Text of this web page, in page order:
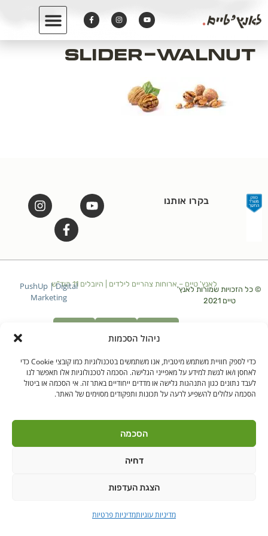
ניהול הסכמות
כדי לספק חוויית משתמש מיטבית, אנו משתמשים בטכנולוגיות כמו קובצי Cookie כדי
לאחסן ו/או לגשת למידע על מאפייני הגלישה. הסכמה לטכנולוגיות אלו תאפשר לנו
לעבד נתונים כגון התנהגות גלישה או מדדים ייחודיים באתר זה. אי הסכמה או ביטול
הסכמה עלולים להשפיע לרעה על תכונות ותפקודים מסוימים של האתר.
הסכמה
דחיה
הצגת העדפות
מדיניות עוגיותמדיניות פרטיות
slider-Walnut
בקרו אותנו
לאנץ' טיים – ארוחות צהריים לילדים | היובלים 11 הוד"ש
© כל הזכויות שמורות לאנץ'
טיים 2021
PushUp | Digital
Marketing